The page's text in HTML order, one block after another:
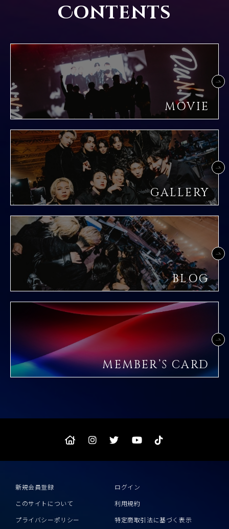
Contents
MOVIE
GALLERY
BLOG
MEMBER’S CARD
新規会員登録
ログイン
このサイトについて
利用規約
プライバシーポリシー
特定商取引法に基づく表示